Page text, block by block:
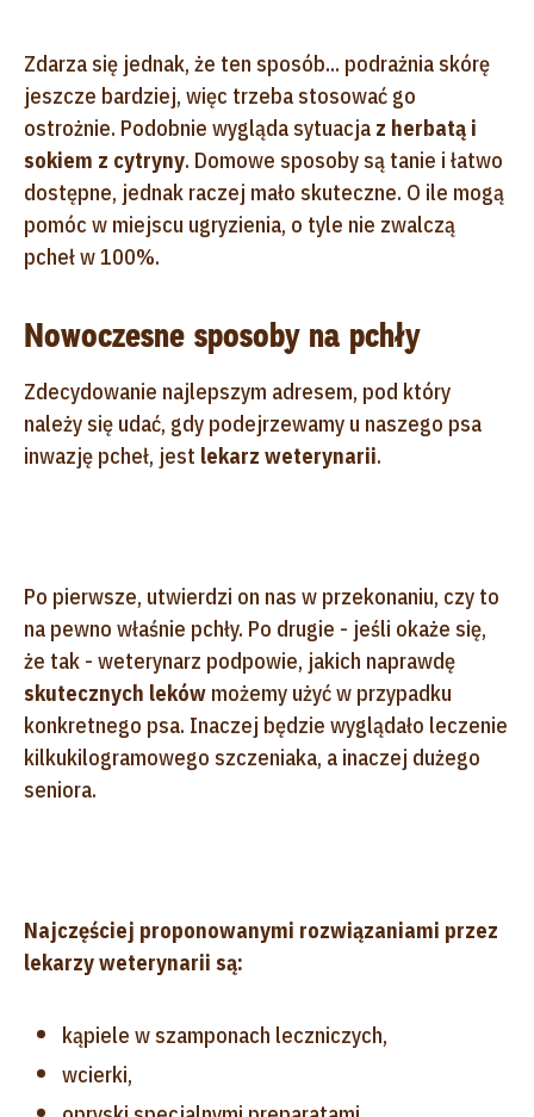
Zdarza się jednak, że ten sposób... podrażnia skórę
jeszcze bardziej, więc trzeba stosować go
ostrożnie. Podobnie wygląda sytuacja z herbatą i
sokiem z cytryny. Domowe sposoby są tanie i łatwo
dostępne, jednak raczej mało skuteczne. O ile mogą
pomóc w miejscu ugryzienia, o tyle nie zwalczą
pcheł w 100%.
Nowoczesne sposoby na pchły
Zdecydowanie najlepszym adresem, pod który
należy się udać, gdy podejrzewamy u naszego psa
inwazję pcheł, jest lekarz weterynarii.
Po pierwsze, utwierdzi on nas w przekonaniu, czy to
na pewno właśnie pchły. Po drugie - jeśli okaże się,
że tak - weterynarz podpowie, jakich naprawdę
skutecznych leków możemy użyć w przypadku
konkretnego psa. Inaczej będzie wyglądało leczenie
kilkukilogramowego szczeniaka, a inaczej dużego
seniora.
Najczęściej proponowanymi rozwiązaniami przez
lekarzy weterynarii są:
kąpiele w szamponach leczniczych,
wcierki,